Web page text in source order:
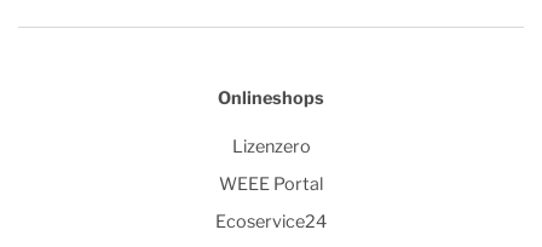
Onlineshops
Lizenzero
WEEE Portal
Ecoservice24